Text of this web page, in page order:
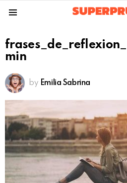
min
by Emilia Sabrina